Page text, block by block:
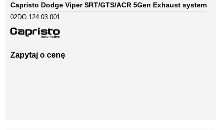
Capristo Dodge Viper SRT/GTS/ACR 5Gen Exhaust system
02DO 124 03 001
Zapytaj o cenę